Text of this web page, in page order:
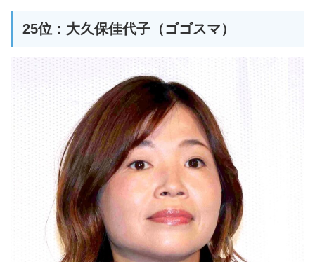
25位：大久保佳代子（ゴゴスマ）